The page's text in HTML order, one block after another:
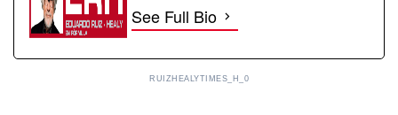
See Full Bio
RUIZHEALYTIMES_H_0